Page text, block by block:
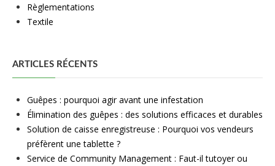
Règlementations
Textile
ARTICLES RÉCENTS
Guêpes : pourquoi agir avant une infestation
Élimination des guêpes : des solutions efficaces et durables
Solution de caisse enregistreuse : Pourquoi vos vendeurs
préfèrent une tablette ?
Service de Community Management : Faut-il tutoyer ou